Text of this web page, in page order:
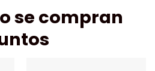
se compran